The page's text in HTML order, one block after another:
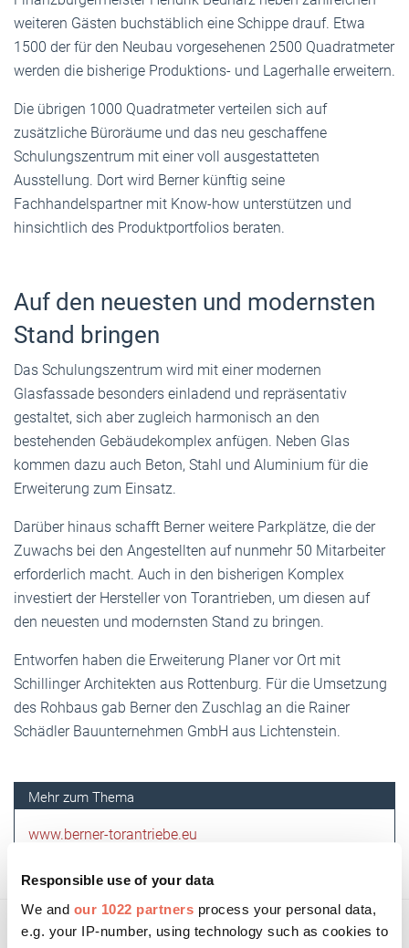
Responsible use of your data
We and our 1022 partners process your personal data,
e.g. your IP-number, using technology such as cookies to
weiteren Gästen buchstäblich eine Schippe drauf. Etwa
1500 der für den Neubau vorgesehenen 2500 Quadratmeter
werden die bisherige Produktions- und Lagerhalle erweitern.
Die übrigen 1000 Quadratmeter verteilen sich auf
zusätzliche Büroräume und das neu geschaffene
Schulungszentrum mit einer voll ausgestatteten
Ausstellung. Dort wird Berner künftig seine
Fachhandelspartner mit Know-how unterstützen und
hinsichtlich des Produktportfolios beraten.
Auf den neuesten und modernsten
Stand bringen
Das Schulungszentrum wird mit einer modernen
Glasfassade besonders einladend und repräsentativ
gestaltet, sich aber zugleich harmonisch an den
bestehenden Gebäudekomplex anfügen. Neben Glas
kommen dazu auch Beton, Stahl und Aluminium für die
Erweiterung zum Einsatz.
Darüber hinaus schafft Berner weitere Parkplätze, die der
Zuwachs bei den Angestellten auf nunmehr 50 Mitarbeiter
erforderlich macht. Auch in den bisherigen Komplex
investiert der Hersteller von Torantrieben, um diesen auf
den neuesten und modernsten Stand zu bringen.
Entworfen haben die Erweiterung Planer vor Ort mit
Schillinger Architekten aus Rottenburg. Für die Umsetzung
des Rohbaus gab Berner den Zuschlag an die Rainer
Schädler Bauunternehmen GmbH aus Lichtenstein.
www.berner-torantriebe.eu